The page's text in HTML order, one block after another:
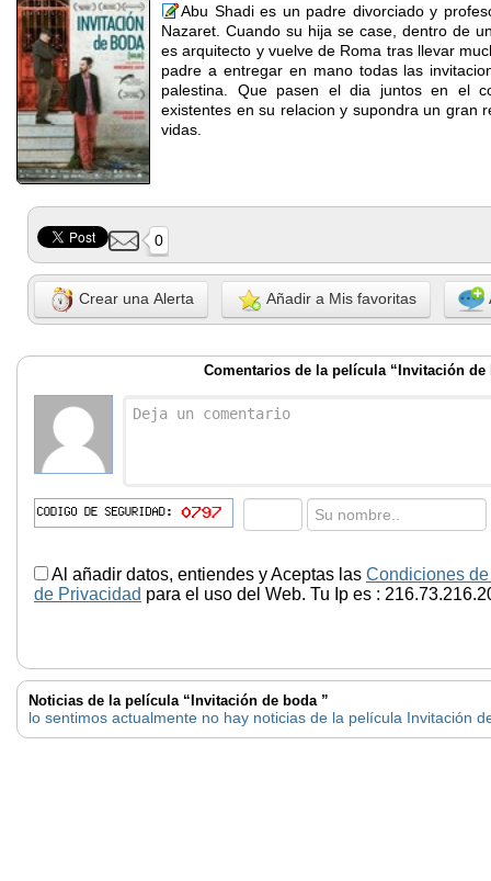
Abu Shadi es un padre divorciado y
Nazaret. Cuando su hija se case, dentro de
es arquitecto y vuelve de Roma tras llevar
padre a entregar en mano todas las
palestina. Que pasen el dia juntos en el
existentes en su relacion y supondra un gran
vidas.
0
Crear una Alerta Añadir a Mis favoritas
Comentarios de la película “Invitación de
Al añadir datos, entiendes y Aceptas las Condiciones
de Privacidad para el uso del Web. Tu Ip es :
Noticias de la película “Invitación de boda ”
lo sentimos actualmente no hay noticias de la película Invitación